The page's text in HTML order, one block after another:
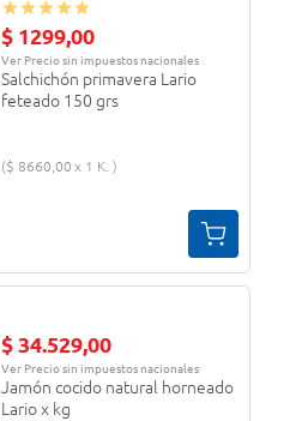
$ 1299,00
Ver Precio sin impuestos nacionales
Salchichón primavera Lario
feteado 150 grs
$ 8660 ,00 1 K.
$ 34.529,00
Ver Precio sin impuestos nacionales
Jamón cocido natural horneado
Lario x kg